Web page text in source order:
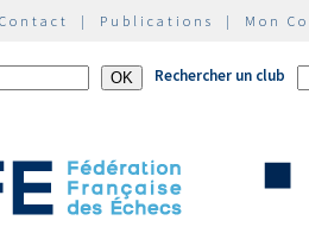
Contact | Publications | Mon
Rechercher un club